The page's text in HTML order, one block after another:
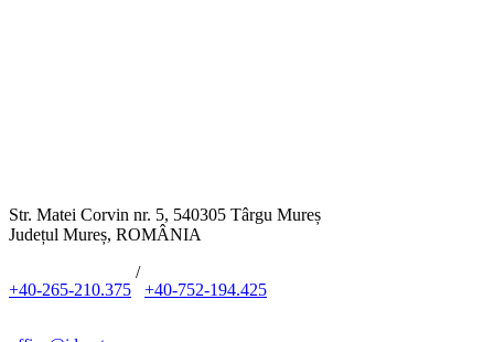
Str. Matei Corvin nr. 5, 540305 Târgu Mureș
Județul Mureș, ROMÂNIA
+40-265-210.375
/
+40-752-194.425